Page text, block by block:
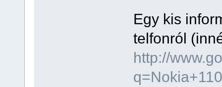
Egy kis
telfonról
http://